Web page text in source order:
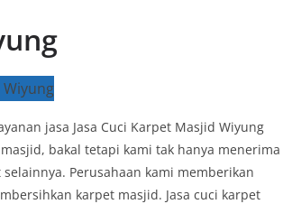
jasa Jasa Cuci Karpet Masjid Wiyung
bakal tetapi kami tak hanya menerima
Perusahaan kami memberikan
karpet masjid. Jasa cuci karpet